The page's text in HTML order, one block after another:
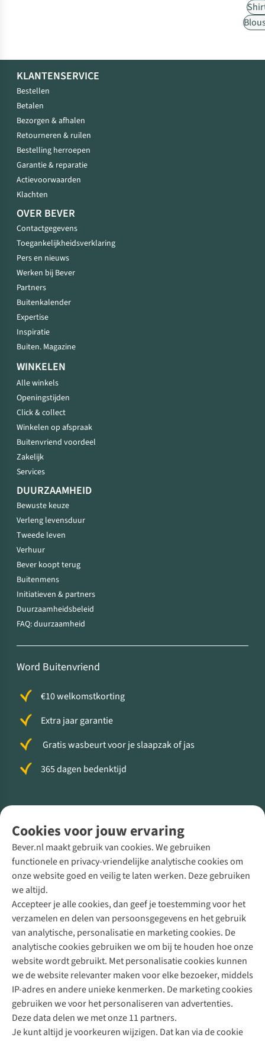
Cookies voor jouw ervaring
Bever.nl maakt gebruik van cookies. We gebruiken
functionele en privacy-vriendelijke analytische cookies om
onze website goed en veilig te laten werken. Deze gebruiken
we altijd.
Accepteer je alle cookies, dan geef je toestemming voor het
verzamelen en delen van persoonsgegevens en het gebruik
van analytische, personalisatie en marketing cookies. De
analytische cookies gebruiken we om bij te houden hoe onze
website wordt gebruikt. Met personalisatie cookies kunnen
we de website relevanter maken voor elke bezoeker, middels
IP-adres en andere unieke kenmerken. De marketing cookies
gebruiken we voor het personaliseren van advertenties.
Deze data delen we met onze 11 partners.
Je kunt altijd je voorkeuren wijzigen. Dat kan via de cookie
KLANTENSERVICE
Bestellen
Betalen
Bezorgen & afhalen
Retourneren & ruilen
Bestelling herroepen
Garantie & reparatie
Actievoorwaarden
Klachten
OVER BEVER
Contactgegevens
Toegankelijkheidsverklaring
Pers en nieuws
Werken bij Bever
Partners
Buitenkalender
Expertise
Inspiratie
Buiten. Magazine
WINKELEN
Alle winkels
Openingstijden
Click & collect
Winkelen op afspraak
Buitenvriend voordeel
Zakelijk
Services
DUURZAAMHEID
Bewuste keuze
Verleng levensduur
Tweede leven
Verhuur
Bever koopt terug
Buitenmens
Initiatieven & partners
Duurzaamheidsbeleid
FAQ: duurzaamheid
Word Buitenvriend
€10 welkomstkorting
Extra jaar garantie
Gratis wasbeurt voor je slaapzak of jas
365 dagen bedenktijd
Direct advies van een Buitenexpert
+31 (0)85 888 50 88
+31 6 12 28 49 80
Contactformulier